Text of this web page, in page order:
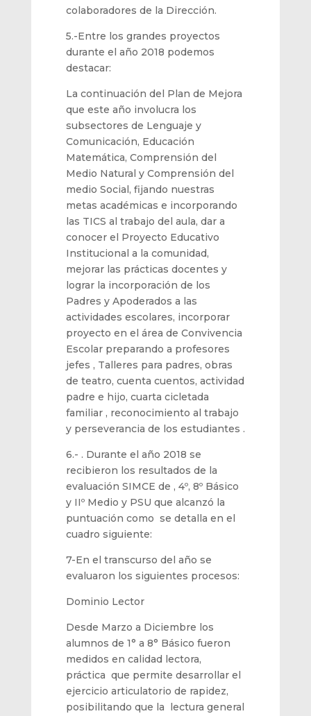
colaboradores de la Dirección.
5.-Entre los grandes proyectos
durante el año 2018 podemos
destacar:
La continuación del Plan de Mejora
que este año involucra los
subsectores de Lenguaje y
Comunicación, Educación
Matemática, Comprensión del
Medio Natural y Comprensión del
medio Social, fijando nuestras
metas académicas e incorporando
las TICS al trabajo del aula, dar a
conocer el Proyecto Educativo
Institucional a la comunidad,
mejorarlas prácticas docentes y
lograr la incorporación de los
Padres y Apoderados a las
actividades escolares, incorporar
proyecto en el área de Convivencia
Escolarpreparando a profesores
jefes , Talleres para padres, obras
de teatro, cuenta cuentos, actividad
padre e hijo, cuarta cicletada
familiar , reconocimiento al trabajo
y perseverancia de los estudiantes .
6.- . Durante el año 2018 se
recibieron los resultados de la
evaluación SIMCE de , 4º, 8º Básico
y IIº Medio y PSU que alcanzó la
puntuación como se detalla en el
cuadro siguiente:
7-En el transcurso del año se
evaluaron los siguientes procesos:
Dominio Lector
Desde Marzo a Diciembre los
alumnos de 1° a 8° Básico fueron
medidos en calidad lectora,
práctica que permite desarrollar el
ejercicio articulatorio de rapidez,
posibilitando que la lectura general